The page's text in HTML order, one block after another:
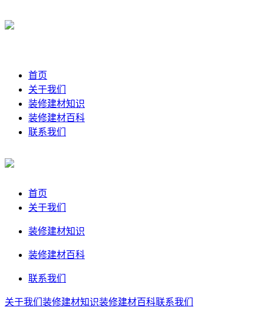
首页
关于我们
装修建材知识
装修建材百科
联系我们
首页
关于我们
装修建材知识
装修建材百科
联系我们
关于我们 装修建材知识装修建材百科联系我们